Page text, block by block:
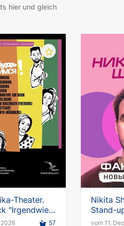
des Films statt.
hier und gleich
Theater.
"Irgendwie
es hin" in 57
Nikita
Stand-
Fantast“
vom 11.